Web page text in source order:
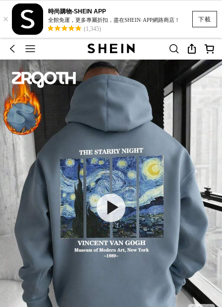
下載
×
時尚購物-SHEIN APP
全館免運，更多專屬折扣，盡在SHEIN·APP網路商店！
(1,345)